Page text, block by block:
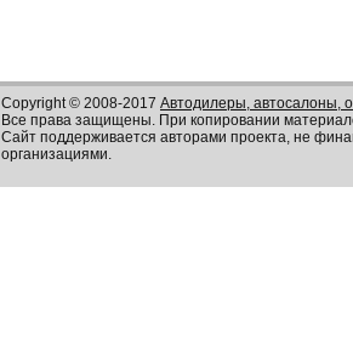
Copyright © 2008-2017 Автодилеры, автосалоны,
Все права защищены. При копировании
Сайт поддерживается авторами проекта, не
организациями.